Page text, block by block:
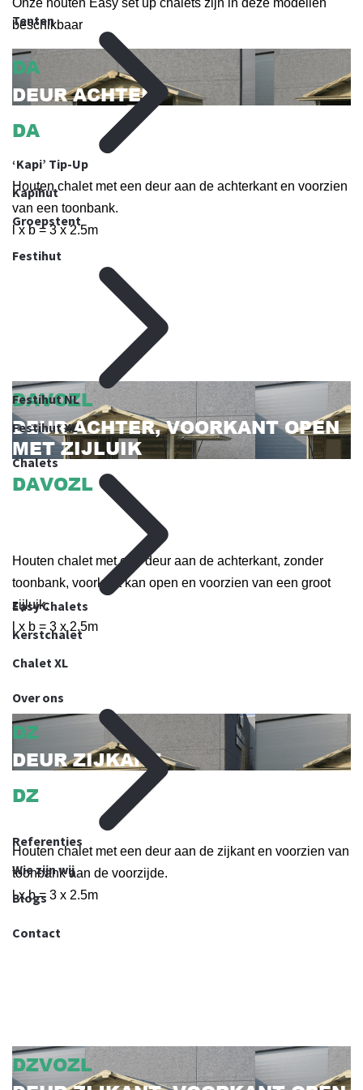
Tenten
‘Kapi’ Tip-Up
Kapihut
Groepstent
Festihut
Festihut NL
Festihut XL
Chalets
Easy Chalets
Kerstchalet
Chalet XL
Over ons
Referenties
Wie zijn wij
Blogs
Contact
Onze houten Easy set up chalets zijn in deze modellen
beschikbaar
DA
DEUR ACHTER
DA
DEUR ACHTER
Houten chalet met een deur aan de achterkant en voorzien
van een toonbank.
l x b = 3 x 2.5m
DAVOZL
DEUR ACHTER, VOORKANT OPEN
MET ZIJLUIK
DAVOZL
DEUR ACHTER, VOORKANT OPEN
MET ZIJLUIK
Houten chalet met een deur aan de achterkant, zonder
toonbank, voorkant kan open en voorzien van een groot
zijluik.
l x b = 3 x 2.5m
DZ
DEUR ZIJKANT
DZ
DEUR ZIJKANT
Houten chalet met een deur aan de zijkant en voorzien van
toonbank aan de voorzijde.
l x b = 3 x 2.5m
DZVOZL